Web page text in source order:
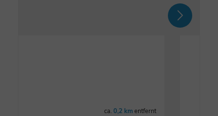
ca.0,2 kmentfernt